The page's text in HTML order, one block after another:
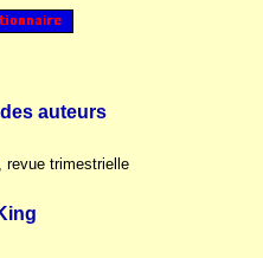
auteurs
, revue trimestrielle